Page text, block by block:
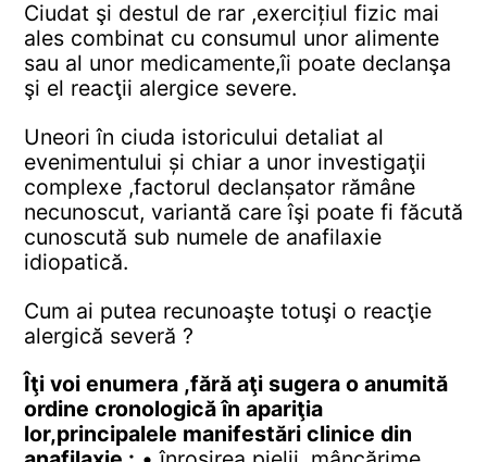
Ciudat şi destul de rar ,exercițiul fizic mai
ales combinat cu consumul unor alimente
sau al unor medicamente,îi poate declanşa
şi el reacţii alergice severe.
Uneori în ciuda istoricului detaliat al
evenimentului și chiar a unor investigaţii
complexe ,factorul declanșator rămâne
necunoscut, variantă care îşi poate fi făcută
cunoscută sub numele de anafilaxie
idiopatică.
Cum ai putea recunoaşte totuşi o reacţie
alergică severă ?
Îţi voi enumera ,fără aţi sugera o anumită
ordine cronologică în apariţia
lor,principalele manifestări clinice din